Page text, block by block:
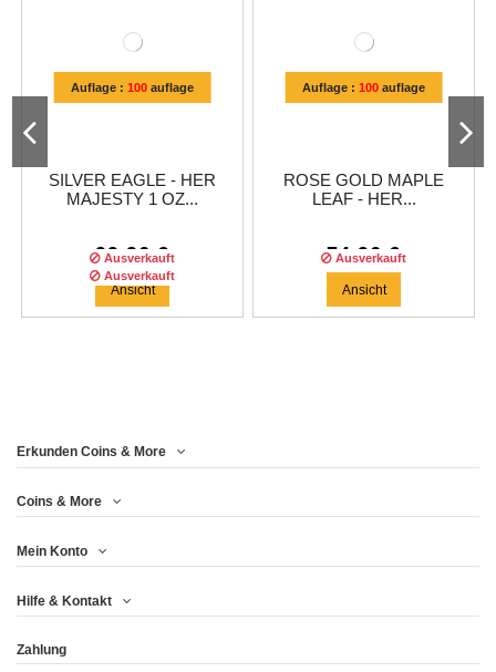
Auflage : 100auflage
SILVER EAGLE - HER
MAJESTY 1 OZ...
99,96 €
Ausverkauft
Ansicht
Auflage : 100auflage
ROSE GOLD MAPLE
LEAF - HER...
74,96 €
Ausverkauft
Ansicht
Auflage :
MAJESTY 1 OZ...
83,29 €
Ausverkauft
Erkunden Coins & More
Coins & More
Mein Konto
Hilfe & Kontakt
Zahlung